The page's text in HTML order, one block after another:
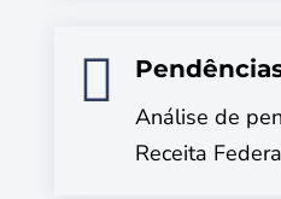

Análise de
Receita